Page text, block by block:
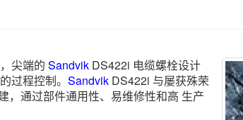
尖端的 SandvikDS422i 电缆螺栓设计
过程控制。 SandvikDS422i 与屡获殊荣
，通过部件通用性、易维修性和高 生产